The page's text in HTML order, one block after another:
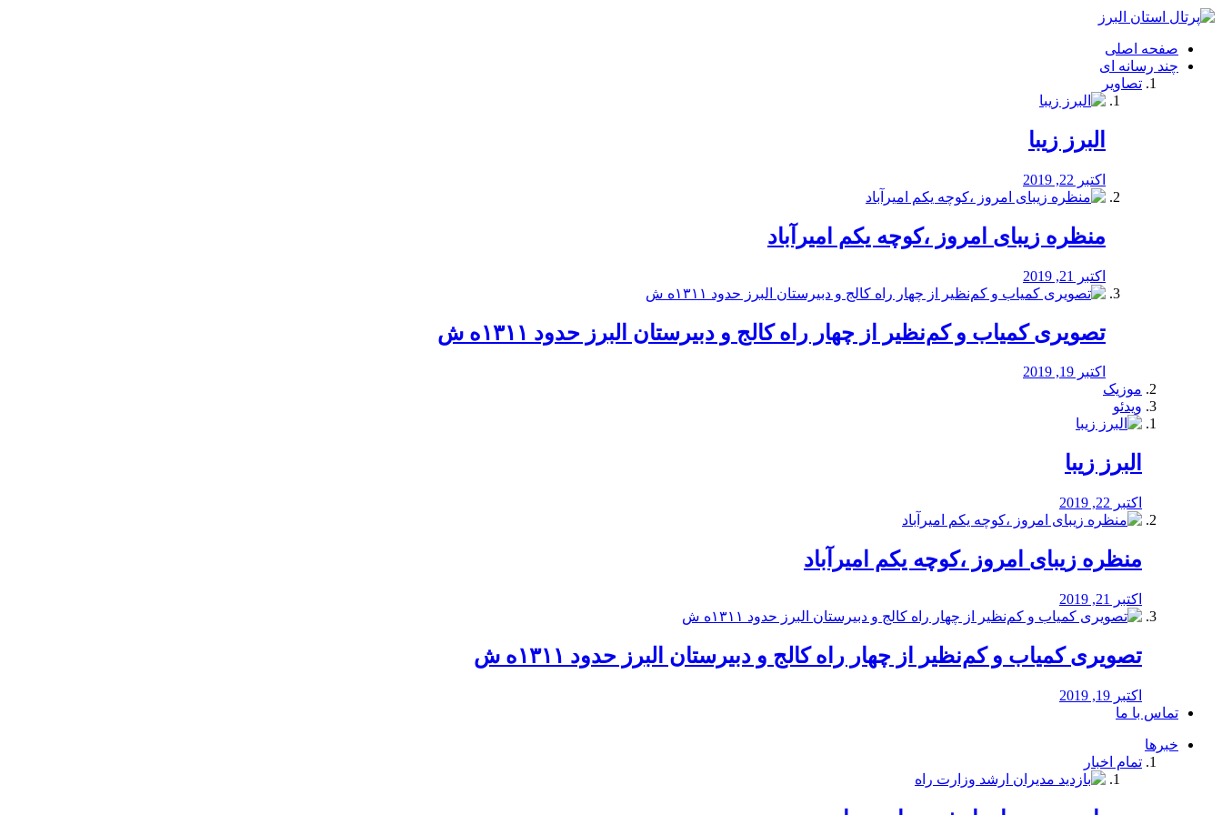
فصد
شرق
تهران
خشکشویی
صفحه اصلی
چند رسانه ای
تصاویر
البرز زیبا
اکتبر 22, 2019
منظره‌‌ زیبای امروز ،کوچه یکم امیرآباد
اکتبر 21, 2019
️تصویری کمیاب و کم‌نظیر از چهار راه كالج و دبيرستان البرز حدود ۱۳۱۱ه ش
اکتبر 19, 2019
موزیک
ویدئو
البرز زیبا
اکتبر 22, 2019
منظره‌‌ زیبای امروز ،کوچه یکم امیرآباد
اکتبر 21, 2019
️تصویری کمیاب و کم‌نظیر از چهار راه كالج و دبيرستان البرز حدود ۱۳۱۱ه ش
اکتبر 19, 2019
تماس با ما
خبرها
تمام اخبار